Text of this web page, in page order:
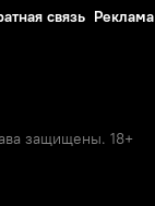
связь Реклама
защищены. 18+